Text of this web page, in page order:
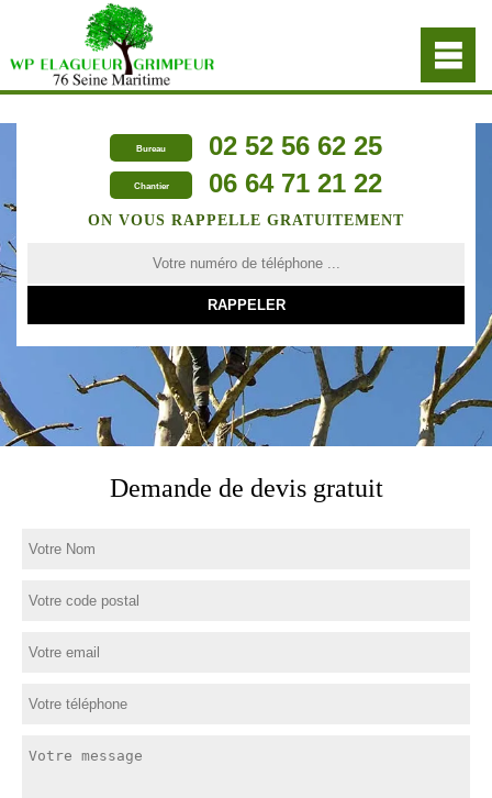
Bureau 02 52 56 62 25
Chantier 06 64 71 21 22
ON VOUS RAPPELLE GRATUITEMENT
Demande de devis gratuit